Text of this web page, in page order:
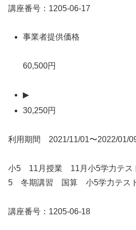
講座番号：1205-06-17
事業者提供価格
60,500円
▶
30,250円
利用期間 2021/11/01〜2022/01/
小5 11月授業 11月小5学力テ
5 冬期講習 国算 小5学力テス
講座番号：1205-06-18